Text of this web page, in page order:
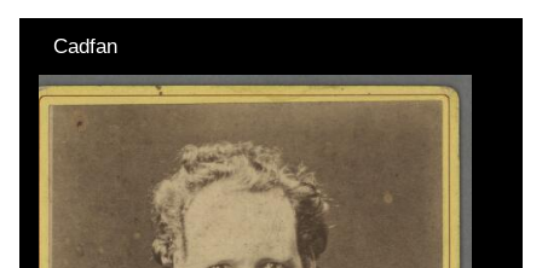
Cadfan